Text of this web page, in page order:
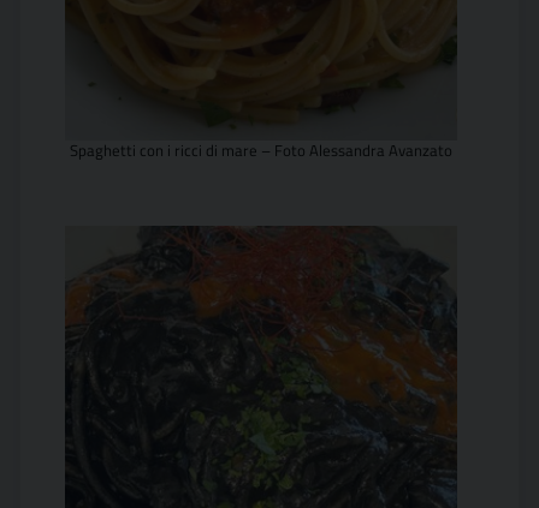
Spaghetti con i ricci di mare – Foto Alessandra Avanzato